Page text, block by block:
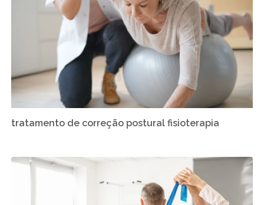
tratamento de correção postural fisioterapia